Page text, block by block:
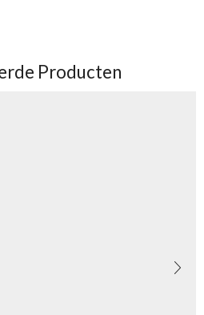
Producten